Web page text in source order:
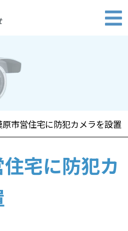
原市営住宅に防犯カメラを設置
宅に防犯カ